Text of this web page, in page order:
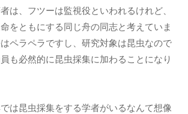
は、フツーは監視役といわれるけれど、
をともにする同じ舟の同志と考えていま
ペラペラですし、研究対象は昆虫なので
も必然的に昆虫採集に加わることになり
は昆虫採集をする学者がいるなんて想像